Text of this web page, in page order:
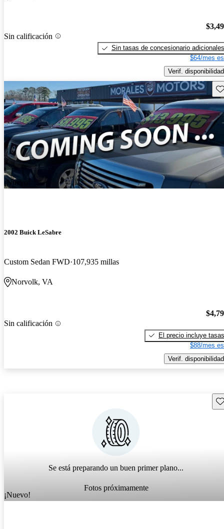
Sin calificación
Sin tasas de concesionario adicionales
$64/mes
Verif. disponibilidad
¡Nuevo!
2002 Buick LeSabre
Custom Sedan FWD 107,935 millas
Norvolk, VA
Sin calificación
El precio incluye tasas
$88/mes
Verif. disponibilidad
Se está preparando un buen primer plano...
Fotos próximamente
¡Nuevo!